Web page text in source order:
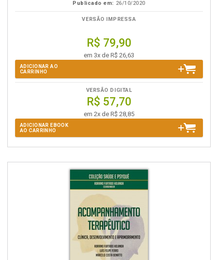
Publicado em: 26/10/2020
VERSÃO IMPRESSA
R$ 79,90
em 3x de R$ 26,63
ADICIONAR AO
CARRINHO
VERSÃO DIGITAL
R$ 57,70
em 2x de R$ 28,85
ADICIONAR EBOOK
AO CARRINHO